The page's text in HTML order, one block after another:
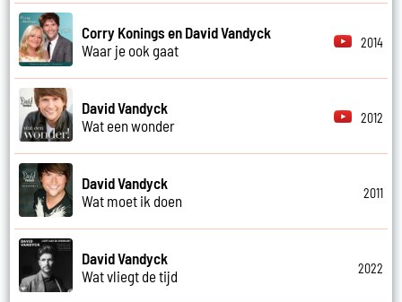
Corry Konings en David Vandyck
Waar je ook gaat
2014
David Vandyck
Wat een wonder
2012
David Vandyck
Wat moet ik doen
2011
David Vandyck
Wat vliegt de tijd
2022